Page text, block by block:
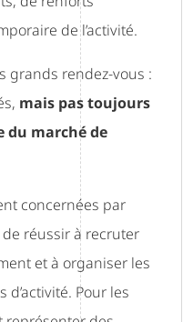
de l’activité.
grands rendez-vous :
mais pas toujours
marché de
concernées par
de réussir à recruter
et à organiser les
Pour les